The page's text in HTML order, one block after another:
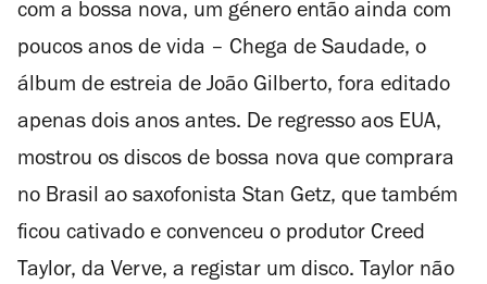
com a bossa nova, um género então ainda com
poucos anos de vida – Chega de Saudade, o
álbum de estreia de João Gilberto, fora editado
apenas dois anos antes. De regresso aos EUA,
mostrou os discos de bossa nova que comprara
no Brasil ao saxofonista Stan Getz, que também
ficou cativado e convenceu o produtor Creed
Taylor, da Verve, a registar um disco. Taylor não